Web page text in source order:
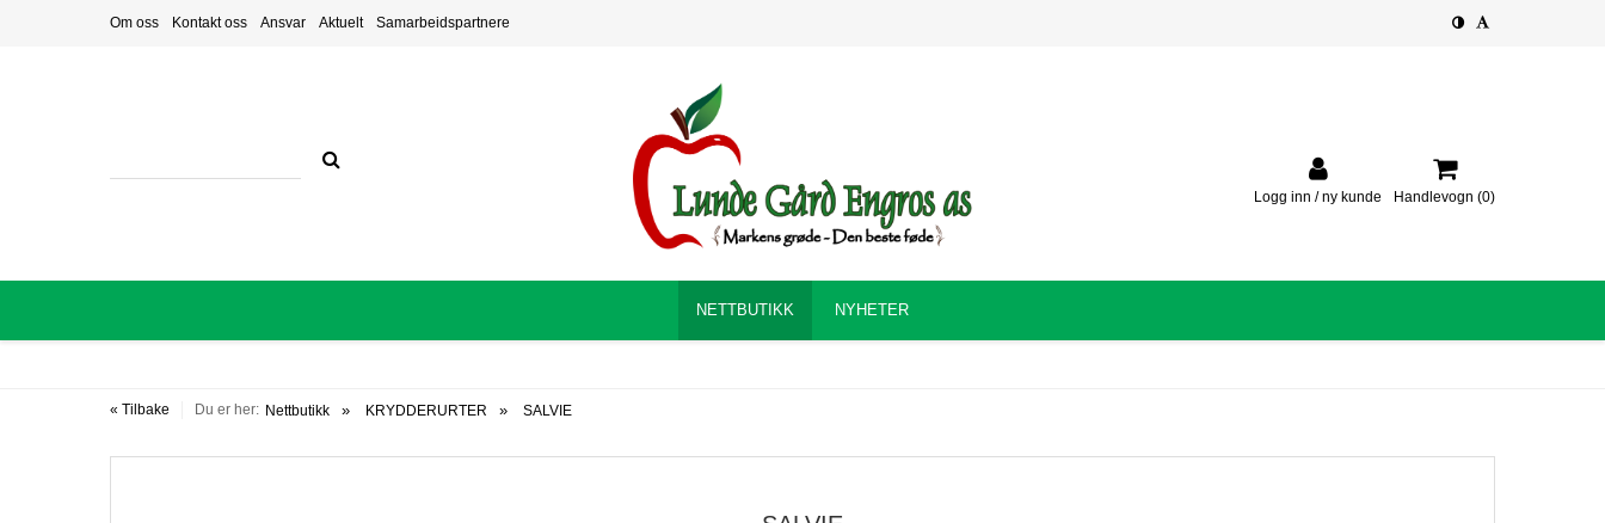
Om oss Kontakt oss Ansvar Aktuelt Samarbeidspartnere
Logg inn / ny kunde Handlevogn (0)
NETTBUTIKK NYHETER
« Tilbake Du er her: Nettbutikk KRYDDERURTER SALVIE